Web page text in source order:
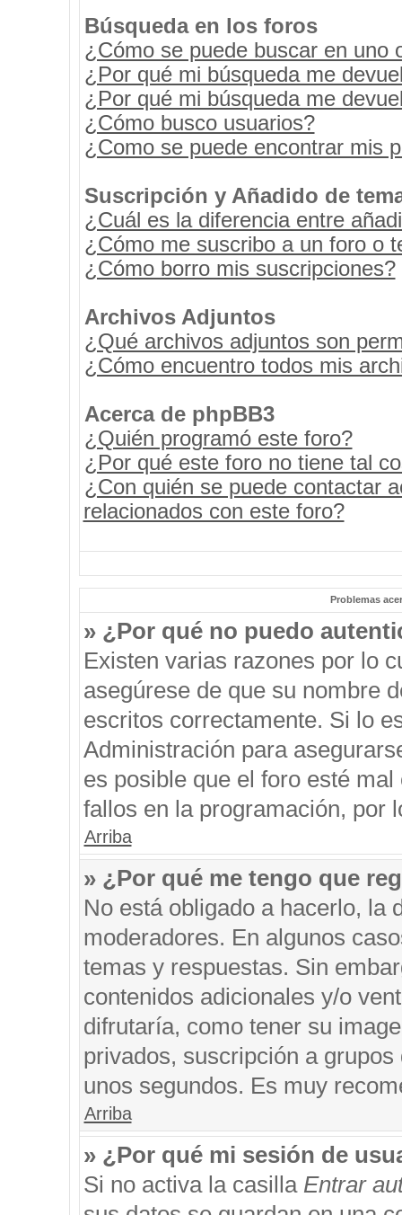
Búsqueda en los foros
¿Cómo se puede buscar en uno
¿Por qué mi búsqueda me
¿Por qué mi búsqueda me
¿Cómo busco usuarios?
¿Como se puede encontrar mis
Suscripción y Añadido de
¿Cuál es la diferencia entre
¿Cómo me suscribo a un foro o
¿Cómo borro mis suscripciones?
Archivos Adjuntos
¿Qué archivos adjuntos son
¿Cómo encuentro todos mis
Acerca de phpBB3
¿Quién programó este foro?
¿Por qué este foro no tiene tal
¿Con quién se puede contactar
relacionados con este foro?
Problemas
» ¿Por qué no puedo
Existen varias razones por lo
asegúrese de que su nombre
escritos correctamente. Si lo
Administración para
es posible que el foro esté
fallos en la programación, por
Arriba
» ¿Por qué me tengo que
No está obligado a hacerlo, la
moderadores. En algunos
temas y respuestas. Sin
contenidos adicionales y/o
difrutaría, como tener su
privados, suscripción a
unos segundos. Es muy
Arriba
» ¿Por qué mi sesión de
Si no activa la casilla Entrar